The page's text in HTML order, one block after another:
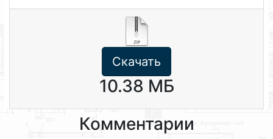
Скачать
10.38 МБ
Комментарии